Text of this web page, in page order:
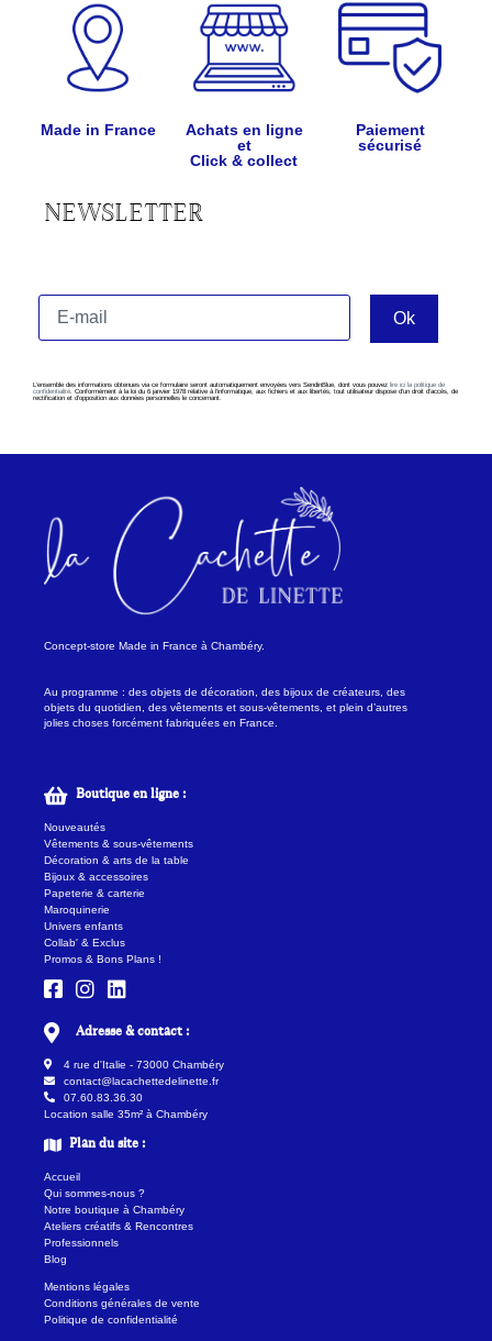
Made in France
Achats en ligne
et
Click & collect
Paiement
sécurisé
NEWSLETTER
L’ensemble des informations obtenues via ce formulaire seront automatiquement envoyées vers SendinBlue, dont vous pouvez lire ici la politique de
confidentialité . Conformément à la loi du 6 janvier 1978 relative à l’informatique, aux fichiers et aux libertés, tout utilisateur dispose d’un droit d’accès, de
rectification et d’opposition aux données personnelles le concernant.
Concept-store Made in France à Chambéry.
Au programme : des objets de décoration, des bijoux de créateurs, des
objets du quotidien, des vêtements et sous-vêtements, et plein d’autres
jolies choses forcément fabriquées en France.
Boutique en ligne :
Nouveautés
Vêtements & sous-vêtements
Décoration & arts de la table
Bijoux & accessoires
Papeterie & carterie
Maroquinerie
Univers enfants
Collab' & Exclus
Promos & Bons Plans !
Adresse & contact :
4 rue d'Italie - 73000 Chambéry
contact@lacachettedelinette.fr
07.60.83.36.30
Location salle 35m² à Chambéry
Plan du site :
Accueil
Qui sommes-nous ?
Notre boutique à Chambéry
Ateliers créatifs & Rencontres
Professionnels
Blog
Mentions légales
Conditions générales de vente
Politique de confidentialité